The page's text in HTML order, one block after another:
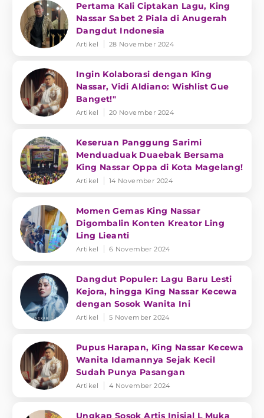
Pertama Kali Ciptakan Lagu, King
Nassar Sabet 2 Piala di Anugerah
Dangdut Indonesia
Artikel 28 November 2024
Ingin Kolaborasi dengan King
Nassar, Vidi Aldiano: Wishlist Gue
Banget!"
Artikel 20 November 2024
Keseruan Panggung Sarimi
Menduaduak Duaebak Bersama
King Nassar Oppa di Kota Magelang!
Artikel 14 November 2024
Momen Gemas King Nassar
Digombalin Konten Kreator Ling
Ling Lieanti
Artikel 6 November 2024
Dangdut Populer: Lagu Baru Lesti
Kejora, hingga King Nassar Kecewa
dengan Sosok Wanita Ini
Artikel 5 November 2024
Pupus Harapan, King Nassar Kecewa
Wanita Idamannya Sejak Kecil
Sudah Punya Pasangan
Artikel 4 November 2024
Ungkap Sosok Artis Inisial L Muka